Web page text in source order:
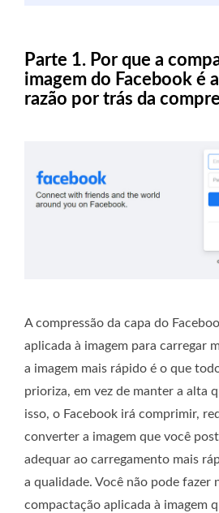
Parte 1. Por que a
imagem do Facebook é
razão por trás da
A compressão da capa do
aplicada à imagem para carregar
a imagem mais rápido é o que
prioriza, em vez de manter a alta
isso, o Facebook irá comprimir,
converter a imagem que você
adequar ao carregamento mais
a qualidade. Você não pode fazer
compactação aplicada à imagem